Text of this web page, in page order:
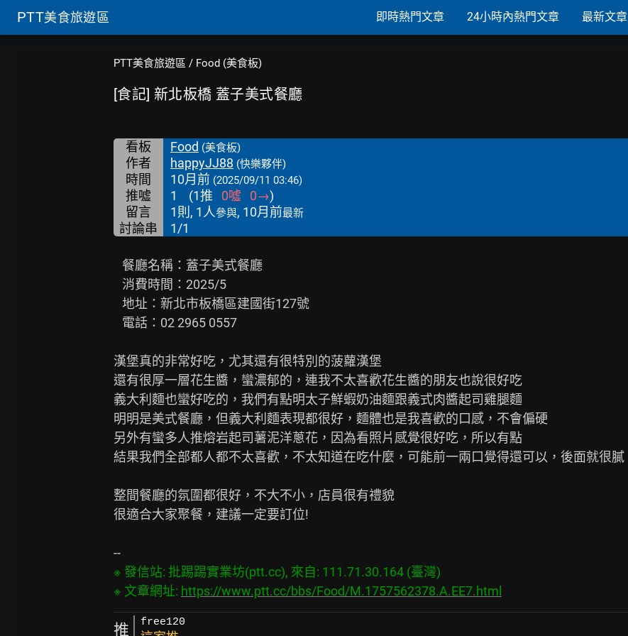
PTT美食旅遊區 即時熱門文章 24小時內熱門文章 最新文章
PTT美食旅遊區 / Food (美食板)
[食記] 新北板橋 蓋子美式餐廳
看板 Food (美食板)
作者 happyJJ88 (快樂夥伴)
時間 10月前 (2025/09/11 03:46)
推噓 1 (1推 0噓 0→)
留言
1則, 1人參與, 10月前最新
討論串 1/1
漢堡真的非常好吃，尤其還有很特別的菠蘿漢堡
還有很厚一層花生醬，蠻濃郁的，連我不太喜歡花生醬的朋友也說很好吃
義大利麵也蠻好吃的，我們有點明太子鮮蝦奶油麵跟義式肉醬起司雞腿麵
明明是美式餐廳，但義大利麵表現都很好，麵體也是我喜歡的口感，不會偏硬
另外有蠻多人推熔岩起司薯泥洋蔥花，因為看照片感覺很好吃，所以有點
結果我們全部都人都不太喜歡，不太知道在吃什麼，可能前一兩口覺得還可以，後面就很膩
整間餐廳的氛圍都很好，不大不小，店員很有禮貌
很適合大家聚餐，建議一定要訂位!
※ 發信站: 批踢踢實業坊(ptt.cc), 來自: 111.71.30.164 (臺灣)
※ 文章網址: https://www.ptt.cc/bbs/Food/M.1757562378.A.EE7.html
推 free120